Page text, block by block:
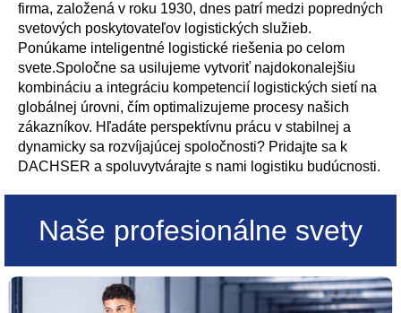
firma, založená v roku 1930, dnes patrí medzi popredných
svetových poskytovateľov logistických služieb.
Ponúkame inteligentné logistické riešenia po celom
svete.Spoločne sa usilujeme vytvoriť najdokonalejšiu
kombináciu a integráciu kompetencií logistických sietí na
globálnej úrovni, čím optimalizujeme procesy našich
zákazníkov. Hľadáte perspektívnu prácu v stabilnej a
dynamicky sa rozvíjajúcej spoločnosti? Pridajte sa k
DACHSER a spoluvytvárajte s nami logistiku budúcnosti.
Naše profesionálne svety